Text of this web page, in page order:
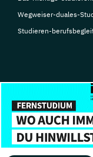
Wegweiser-duales-
Studieren-
© Copyright 2026,
Impressum